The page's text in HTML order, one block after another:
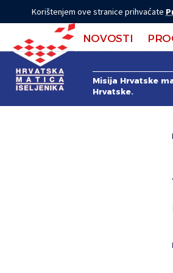
Korištenjem ove stranice prihvaćate
NOVOSTI
Misija Hrvatske
Hrvatske.